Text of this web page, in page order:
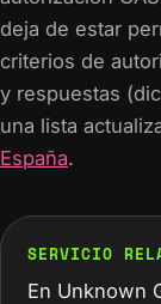
deja de estar
criterios de
y respuestas
una lista
España.
SERVICIO
En Unknown